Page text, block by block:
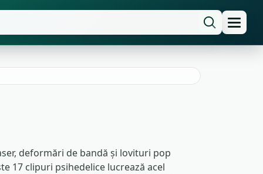
deformări de bandă și lovituri pop
17 clipuri psihedelice lucrează acel